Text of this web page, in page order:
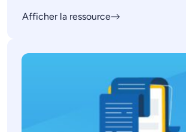
Afficher la ressource